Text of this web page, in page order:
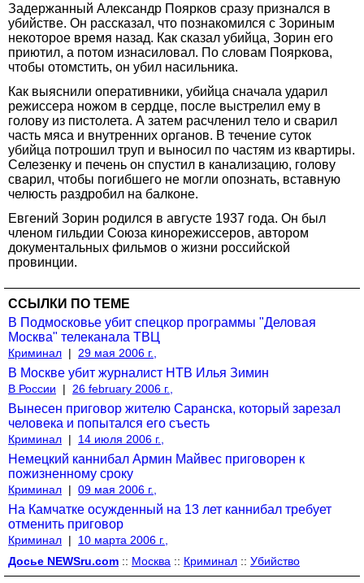
Задержанный Александр Поярков сразу признался в
убийстве. Он рассказал, что познакомился с Зориным
некоторое время назад. Как сказал убийца, Зорин его
приютил, а потом изнасиловал. По словам Пояркова,
чтобы отомстить, он убил насильника.
Как выяснили оперативники, убийца сначала ударил
режиссера ножом в сердце, после выстрелил ему в
голову из пистолета. А затем расчленил тело и сварил
часть мяса и внутренних органов. В течение суток
убийца потрошил труп и выносил по частям из квартиры.
Селезенку и печень он спустил в канализацию, голову
сварил, чтобы погибшего не могли опознать, вставную
челюсть раздробил на балконе.
Евгений Зорин родился в августе 1937 года. Он был
членом гильдии Союза кинорежиссеров, автором
документальных фильмов о жизни российской
провинции.
ССЫЛКИ ПО ТЕМЕ
В Подмосковье убит спецкор программы "Деловая
Москва" телеканала ТВЦ
Криминал | 29 мая 2006 г.,
В Москве убит журналист НТВ Илья Зимин
В России | 26 february 2006 г.,
Вынесен приговор жителю Саранска, который зарезал
человека и попытался его съесть
Криминал | 14 июля 2006 г.,
Немецкий каннибал Армин Майвес приговорен к
пожизненному сроку
Криминал | 09 мая 2006 г.,
На Камчатке осужденный на 13 лет каннибал требует
отменить приговор
Криминал |
10 марта 2006 г.,
Досье NEWSru.com :: Москва :: Криминал :: Убийство